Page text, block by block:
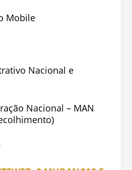
Mobile
Nacional e
Nacional – MAN